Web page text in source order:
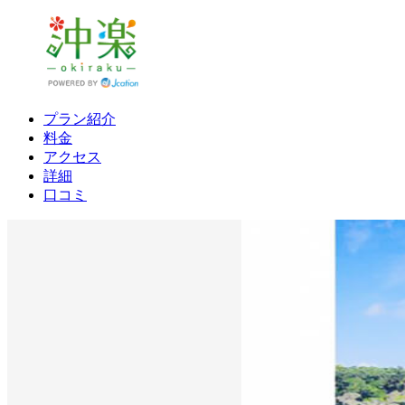
プラン紹介
料金
アクセス
詳細
口コミ